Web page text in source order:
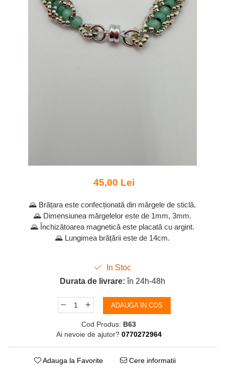
45,00 Lei
🌄 Brățara este confecționată din mărgele de sticlă.
🌄 Dimensiunea mărgelelor este de 1mm, 3mm.
🌄 Închizătoarea magnetică este placată cu argint.
🌄 Lungimea brățării este de 14cm.
In Stoc
Durata de livrare: în 24h-48h
ADAUGA IN COS
Cod Produs: B63
Ai nevoie de ajutor? 0770272964
Adauga la Favorite Cere informatii